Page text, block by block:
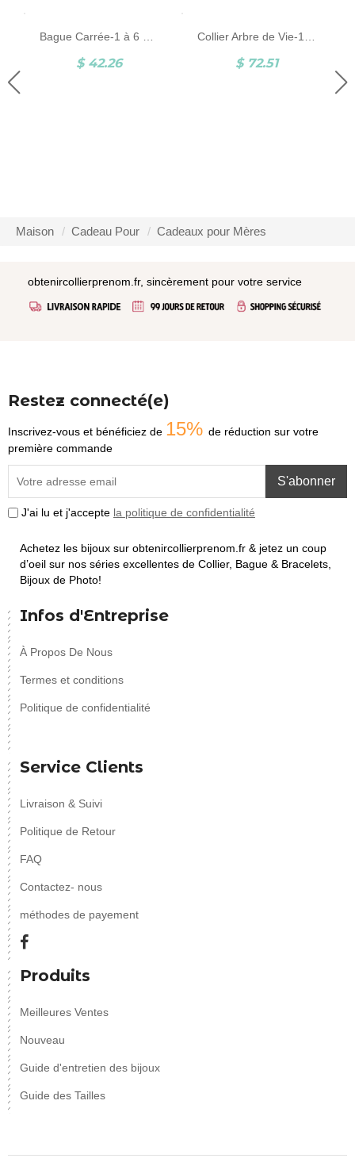
$ 42.26 $ 72.51
Maison Cadeau Pour Cadeaux pour Mères
obtenircollierprenom.fr, sincèrement pour votre service
Restez connecté(e)
Inscrivez-vous et bénéficiez de 15% de réduction sur votre
première commande
S'abonner
J'ai lu et j'accepte la politique de confidentialité
Achetez les bijoux sur obtenircollierprenom.fr & jetez un coup
d’oeil sur nos séries excellentes de Collier, Bague & Bracelets,
Bijoux de Photo!
Infos d'Entreprise
À Propos De Nous
Termes et conditions
Politique de confidentialité
Service Clients
Livraison & Suivi
Politique de Retour
FAQ
Contactez- nous
méthodes de payement
Produits
Meilleures Ventes
Nouveau
Guide d'entretien des bijoux
Guide des Tailles